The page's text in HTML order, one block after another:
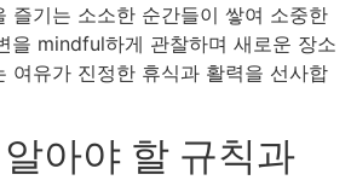
즐기는 소소한 순간들이 쌓여 소중한
을 mindful하게 관찰하며 새로운 장소
여유가 진정한 휴식과 활력을 선사합
아야 할 규칙과